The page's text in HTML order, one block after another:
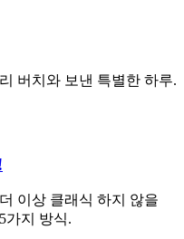
버치와 보낸 특별한 하루.
이상 클래식 하지 않을
가지 방식.